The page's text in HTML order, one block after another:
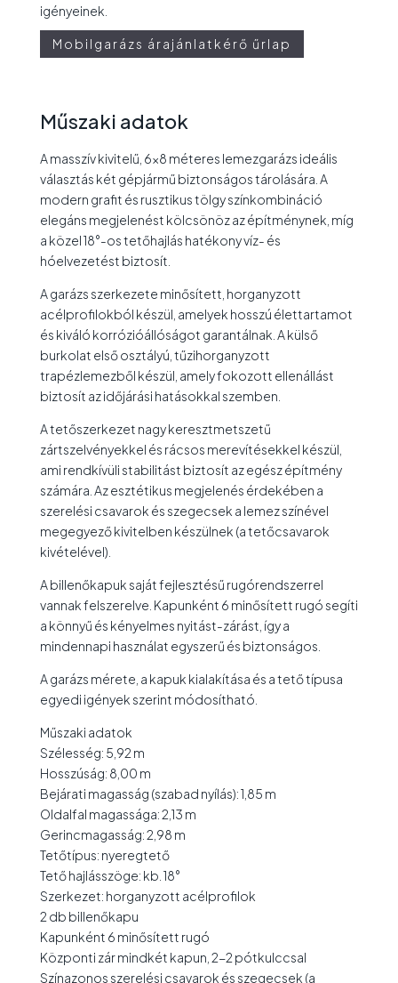
igényeinek.
Mobilgarázs árajánlatkérő űrlap
Műszaki adatok
A masszív kivitelű, 6×8 méteres lemezgarázs ideális
választás két gépjármű biztonságos tárolására. A
modern grafit és rusztikus tölgy színkombináció
elegáns megjelenést kölcsönöz az építménynek, míg
a közel 18°-os tetőhajlás hatékony víz- és
hóelvezetést biztosít.
A garázs szerkezete minősített, horganyzott
acélprofilokból készül, amelyek hosszú élettartamot
és kiváló korrózióállóságot garantálnak. A külső
burkolat első osztályú, tűzihorganyzott
trapézlemezből készül, amely fokozott ellenállást
biztosít az időjárási hatásokkal szemben.
A tetőszerkezet nagy keresztmetszetű
zártszelvényekkel és rácsos merevítésekkel készül,
ami rendkívüli stabilitást biztosít az egész építmény
számára. Az esztétikus megjelenés érdekében a
szerelési csavarok és szegecsek a lemez színével
megegyező kivitelben készülnek (a tetőcsavarok
kivételével).
A billenőkapuk saját fejlesztésű rugórendszerrel
vannak felszerelve. Kapunként 6 minősített rugó segíti
a könnyű és kényelmes nyitást-zárást, így a
mindennapi használat egyszerű és biztonságos.
A garázs mérete, a kapuk kialakítása és a tető típusa
egyedi igények szerint módosítható.
Műszaki adatok
Szélesség: 5,92 m
Hosszúság: 8,00 m
Bejárati magasság (szabad nyílás): 1,85 m
Oldalfal magassága: 2,13 m
Gerincmagasság: 2,98 m
Tetőtípus: nyeregtető
Tető hajlásszöge: kb. 18°
Szerkezet: horganyzott acélprofilok
2 db billenőkapu
Kapunként 6 minősített rugó
Központi zár mindkét kapun, 2-2 pótkulccsal
Színazonos szerelési csavarok és szegecsek (a